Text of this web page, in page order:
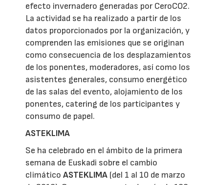
efecto invernadero generadas por CeroCO2.
La actividad se ha realizado a partir de los
datos proporcionados por la organización, y
comprenden las emisiones que se originan
como consecuencia de los desplazamientos
de los ponentes, moderadores, así como los
asistentes generales, consumo energético
de las salas del evento, alojamiento de los
ponentes, catering de los participantes y
consumo de papel.
ASTEKLIMA
Se ha celebrado en el ámbito de la primera
semana de Euskadi sobre el cambio
climáticoASTEKLIMA (del 1 al 10 de marzo